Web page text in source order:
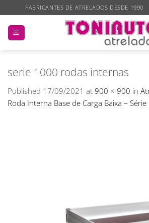
to
content
FABRICANTES DE ATRELADOS DESDE 1990
serie 1000 rodas internas
Published 17/09/2021 at 900 × 900 in
Roda Interna Base de Carga Baixa –